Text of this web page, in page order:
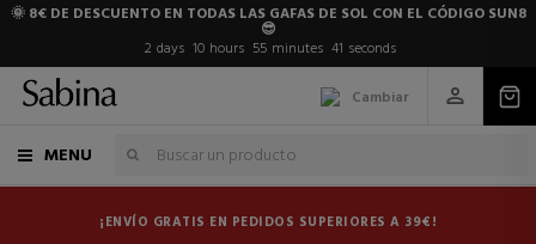
🌞 8€ DE DESCUENTO EN TODAS LAS GAFAS DE SOL CON EL CÓDIGO SUN8
😎
2 days 10 hours 55 minutes 41 seconds
Cambiar
MENU
¡ENVÍO GRATIS EN PEDIDOS SUPERIORES A 39€!